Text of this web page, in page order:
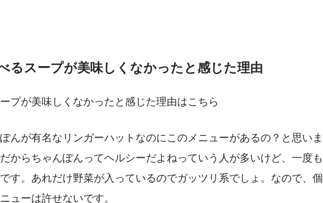
るスープが美味しくなかったと感じた理由
プが美味しくなかったと感じた理由はこちら
んが有名なリンガーハットなのにこのメニューがあるの？と思いま
からちゃんぽんってヘルシーだよねっていう人が多いけど、一度も
す。あれだけ野菜が入っているのでガッツリ系でしょ。なので、個
ューは許せないです。